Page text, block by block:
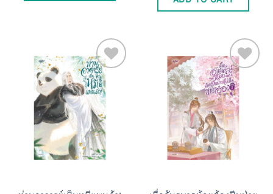
Add to
Wishlist
Add to
Wishlist